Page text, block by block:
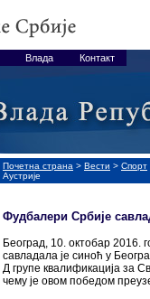
Влада Контакт
Почетна страна > Вести > Спорт
Аустрије
Фудбалери Србије
Београд, 10. октобар 2016.
савладала је синоћ у
Д групе квалификација за
чему је овом победом